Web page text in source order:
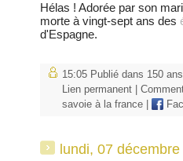
Hélas ! Adorée par son
morte à vingt-sept ans des
d'Espagne.
15:05 Publié dans 150
Lien permanent
savoie à la france
lundi, 07